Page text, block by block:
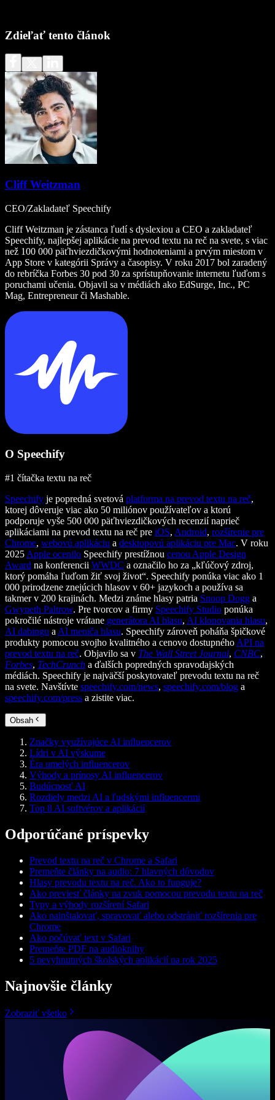
Zdieľať tento článok
Cliff Weitzman
CEO/Zakladateľ Speechify
Cliff Weitzman je zástanca ľudí s dyslexiou a CEO a zakladateľ
Speechify, najlepšej aplikácie na prevod textu na reč na svete, s viac
než 100 000 päťhviezdičkovými hodnoteniami a prvým miestom v
App Store v kategórii Správy a časopisy. V roku 2017 bol zaradený
do rebríčka Forbes 30 pod 30 za sprístupňovanie internetu ľuďom s
poruchami učenia. Objavil sa v médiách ako EdSurge, Inc., PC
Mag, Entrepreneur či Mashable.
O Speechify
#1 čítačka textu na reč
Speechify je popredná svetová platforma na prevod textu na reč,
ktorej dôveruje viac ako 50 miliónov používateľov a ktorú
podporuje vyše 500 000 päťhviezdičkových recenzií naprieč
aplikáciami na prevod textu na reč pre iOS, Android, rozšírenie pre
Chrome, webovú aplikáciu a desktopovú aplikáciu pre Mac. V roku
2025 Apple ocenilo Speechify prestížnou cenou Apple Design
Award na konferencii WWDC a označilo ho za „kľúčový zdroj,
ktorý pomáha ľuďom žiť svoj život“. Speechify ponúka viac ako 1
000 prirodzene znejúcich hlasov v 60+ jazykoch a používa sa
takmer v 200 krajinách. Medzi známe hlasy patria Snoop Dogg a
Gwyneth Paltrow. Pre tvorcov a firmy Speechify Studio ponúka
pokročilé nástroje vrátane generátora AI hlasu, AI klonovania hlasu,
AI dabingu a AI meniča hlasu. Speechify zároveň poháňa špičkové
produkty pomocou svojho kvalitného a cenovo dostupného API na
prevod textu na reč. Objavilo sa v The Wall Street Journal, CNBC,
Forbes, TechCrunch a ďalších popredných spravodajských
médiách. Speechify je najväčší poskytovateľ prevodu textu na reč
na svete. Navštívte speechify.com/news, speechify.com/blog a
speechify.com/press a zistite viac.
Obsah
Značky využívajúce AI influencerov
Lídri v AI výskume
Éra umelých influencerov
Výhody a prínosy AI influencerov
Budúcnosť AI
Rozdiely medzi AI a ľudskými influencermi
Top 8 AI softvérov a aplikácií
Odporúčané príspevky
Prevod textu na reč v Chrome a Safari
Premeňte články na audio: 7 hlavných dôvodov
Hlasy prevodu textu na reč. Ako to funguje?
Ako previesť články na zvuk pomocou prevodu textu na reč
Typy a výhody rozšírení Safari
Ako nainštalovať, spravovať alebo odstrániť rozšírenia pre
Chrome
Ako počúvať text v Safari
Premeňte PDF na audioknihy
5 nevyhnutných školských aplikácií na rok 2025
Najnovšie články
Zobraziť všetko